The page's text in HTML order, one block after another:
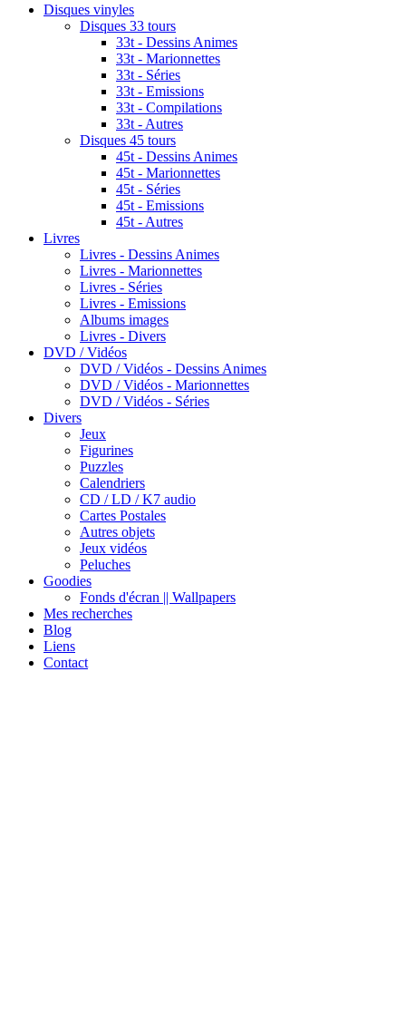
Disques vinyles
Disques 33 tours
33t - Dessins Animes
33t - Marionnettes
33t - Séries
33t - Emissions
33t - Compilations
33t - Autres
Disques 45 tours
45t - Dessins Animes
45t - Marionnettes
45t - Séries
45t - Emissions
45t - Autres
Livres
Livres - Dessins Animes
Livres - Marionnettes
Livres - Séries
Livres - Emissions
Albums images
Livres - Divers
DVD / Vidéos
DVD / Vidéos - Dessins Animes
DVD / Vidéos - Marionnettes
DVD / Vidéos - Séries
Divers
Jeux
Figurines
Puzzles
Calendriers
CD / LD / K7 audio
Cartes Postales
Autres objets
Jeux vidéos
Peluches
Goodies
Fonds d'écran || Wallpapers
Mes recherches
Blog
Liens
Contact